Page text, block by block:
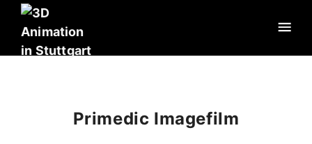
Primedic Imagefilm